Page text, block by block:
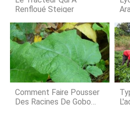
Renfloué Steiger
Comment Faire Pousser
Des Racines De Gobo